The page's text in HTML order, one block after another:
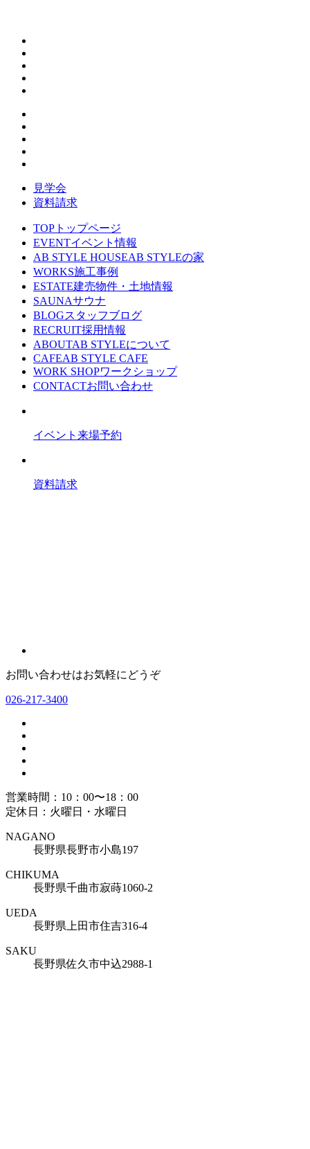
見学会
資料請求
TOP トップページ
EVENTイベント情報
AB STYLE HOUSEAB STYLEの家
WORKS施工事例
ESTATE建売物件・土地情報
SAUNAサウナ
BLOGスタッフブログ
RECRUIT採用情報
ABOUTAB STYLEについて
CAFEAB STYLE CAFE
WORK SHOPワークショップ
CONTACTお問い合わせ
イベント来場予約
資料請求
お問い合わせはお気軽にどうぞ
026-217-3400
営業時間：10：00〜18：00
定休日：火曜日・水曜日
NAGANO
長野県長野市小島197
CHIKUMA
長野県千曲市寂蒔1060-2
UEDA
長野県上田市住吉316-4
SAKU
長野県佐久市中込2988-1